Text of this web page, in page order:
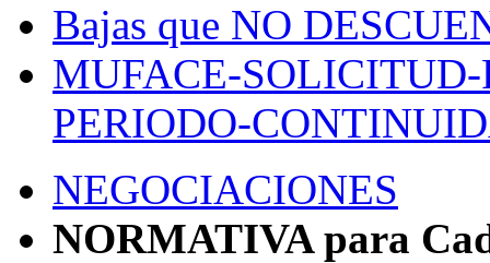
Bajas que NO
MUFACE-
PERIODO-
NEGOCIACIONES
NORMATIVA para